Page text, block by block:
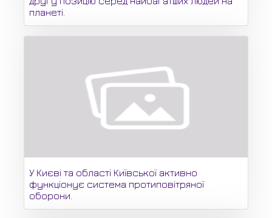
планеті.
У Києві та області Київської активно
функціонує система протиповітряної
оборони.